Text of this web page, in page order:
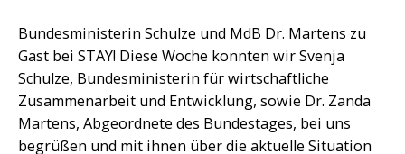
Bundesministerin Schulze und MdB Dr. Martens zu
Gast bei STAY! Diese Woche konnten wir Svenja
Schulze, Bundesministerin für wirtschaftliche
Zusammenarbeit und Entwicklung, sowie Dr. Zanda
Martens, Abgeordnete des Bundestages, bei uns
begrüßen und mit ihnen über die aktuelle Situation